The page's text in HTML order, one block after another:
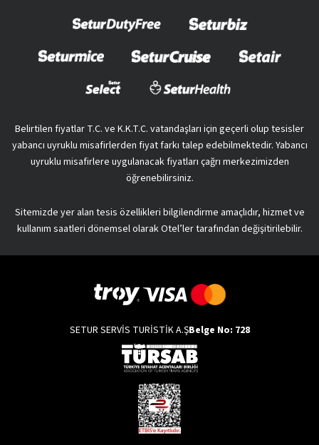
Belirtilen fiyatlar T.C. ve K.K.T.C. vatandaşları için geçerli olup tesisler
yabancı uyruklu misafirlerden fiyat farkı talep edebilmektedir. Yabancı
uyruklu misafirlere uygulanacak fiyatları çağrı merkezimizden
öğrenebilirsiniz.
Sitemizde yer alan tesis özellikleri bilgilendirme amaçlıdır, hizmet ve
kullanım saatleri dönemsel olarak Otel’ler tarafından değişitirilebilir.
SETUR SERVİS TURİSTİK A.ŞBelge No: 728